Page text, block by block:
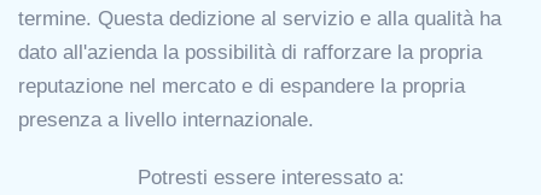
termine. Questa dedizione al servizio e alla qualità ha
dato all'azienda la possibilità di rafforzare la propria
reputazione nel mercato e di espandere la propria
presenza a livello internazionale.
Potresti essere interessato a: